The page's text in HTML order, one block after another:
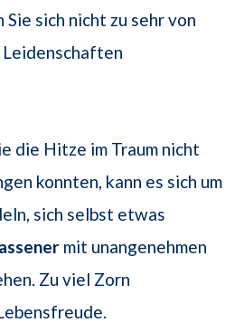
Sie sich nicht zu sehr von
die Hitze im Traum nicht
konnten, kann es sich um
sich selbst etwas
mit unangenehmen
Zu viel Zorn